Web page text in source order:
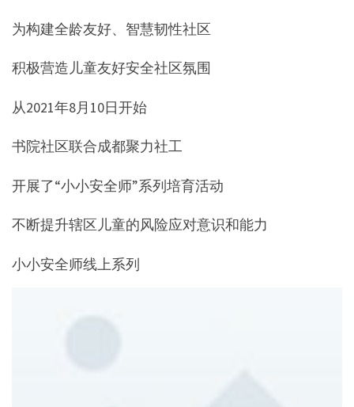
为构建全龄友好、智慧韧性社区
积极营造儿童友好安全社区氛围
从2021年8月10日开始
书院社区联合成都聚力社工
开展了“小小安全师”系列培育活动
不断提升辖区儿童的风险应对意识和能力
小小安全师线上系列